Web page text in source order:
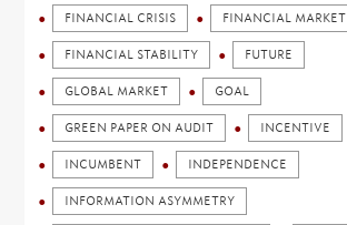
FINANCIAL CRISIS FINANCIAL MARKET
FINANCIAL STABILITY FUTURE
GLOBAL MARKET GOAL
GREEN PAPER ON AUDIT INCENTIVE
INCUMBENT INDEPENDENCE
INFORMATION ASYMMETRY